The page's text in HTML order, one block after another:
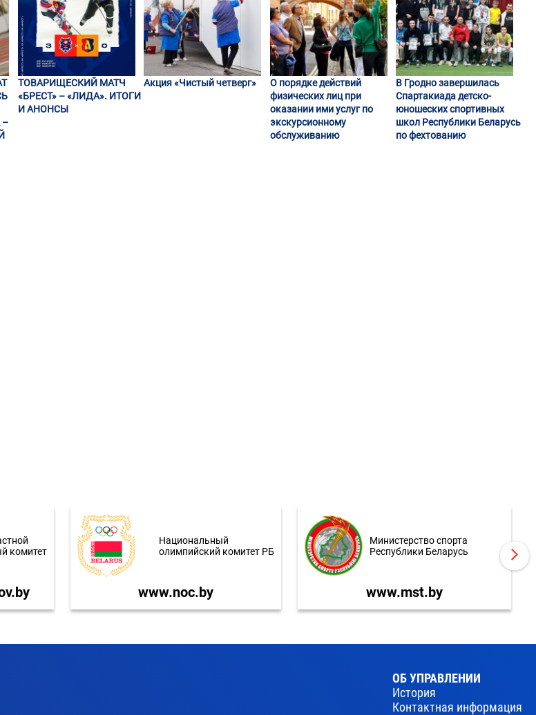
–
ТОВАРИЩЕСКИЙ МАТЧ
«БРЕСТ» – «ЛИДА». ИТОГИ
И АНОНСЫ
Акция «Чистый четверг»
О порядке действий
физических лиц при
оказании ими услуг по
экскурсионному
обслуживанию
В Гродно завершилась
Спартакиада детско-
юношеских спортивных
школ Республики Беларусь
по фехтованию
комитет
Национальный
олимпийский комитет РБ
www.noc.by
Министерство спорта
Республики Беларусь
www.mst.by
ОБ УПРАВЛЕНИИ
История
Контактная информация